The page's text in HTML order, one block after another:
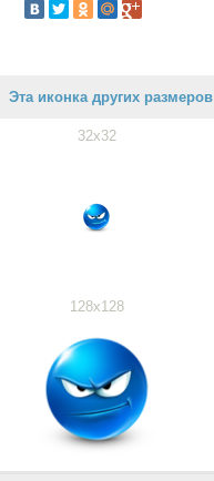
Эта иконка других размеров
32x32
128x128